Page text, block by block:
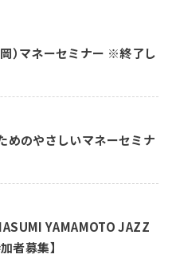
岡）マネーセミナー ※終了し
めのやさしいマネーセミナ
YAMAMOTO JAZZ
者募集】